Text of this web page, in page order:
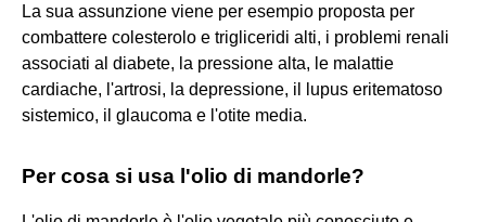
La sua assunzione viene per esempio proposta per
combattere colesterolo e trigliceridi alti, i problemi renali
associati al diabete, la pressione alta, le malattie
cardiache, l'artrosi, la depressione, il lupus eritematoso
sistemico, il glaucoma e l'otite media.
Per cosa si usa l'olio di mandorle?